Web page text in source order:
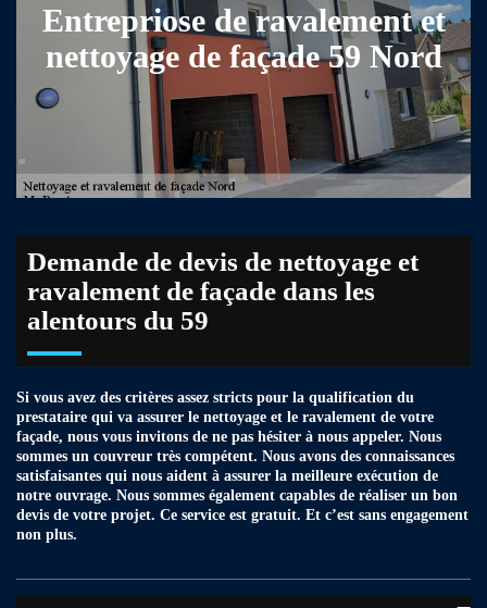
Entrepriose de ravalement et
nettoyage de façade 59 Nord
Demande de devis de nettoyage et
ravalement de façade dans les
alentours du 59
Si vous avez des critères assez stricts pour la qualification du
prestataire qui va assurer le nettoyage et le ravalement de votre
façade, nous vous invitons de ne pas hésiter à nous appeler. Nous
sommes un couvreur très compétent. Nous avons des connaissances
satisfaisantes qui nous aident à assurer la meilleure exécution de
notre ouvrage. Nous sommes également capables de réaliser un bon
devis de votre projet. Ce service est gratuit. Et c’est sans engagement
non plus.